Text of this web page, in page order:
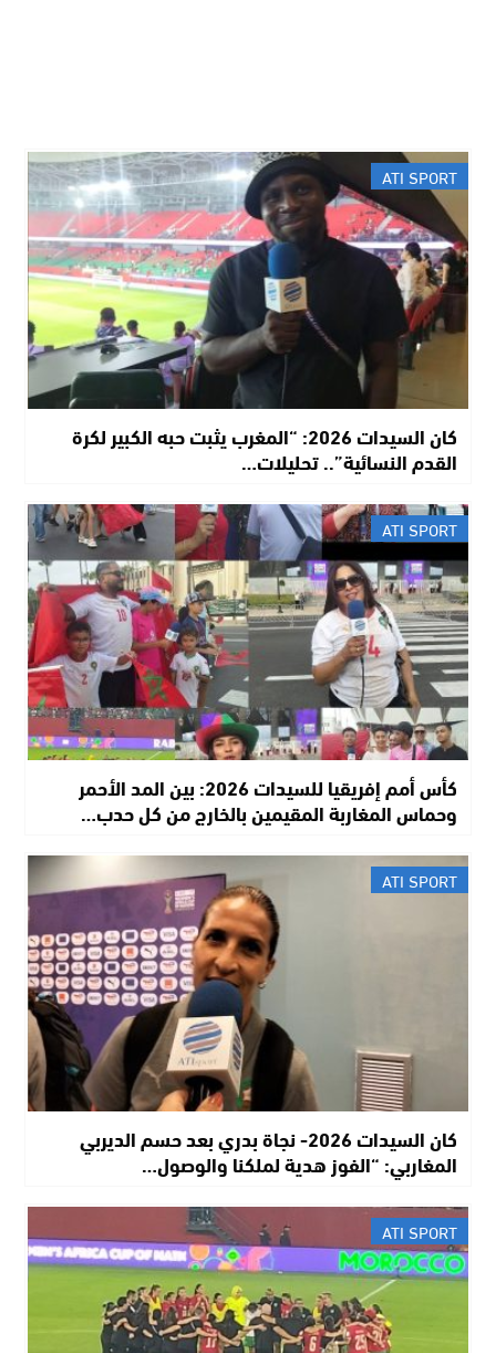
ATI SPORT
​كان السيدات 2026: “المغرب يثبت حبه الكبير لكرة
القدم النسائية”.. تحليلات…
ATI SPORT
كأس أمم إفريقيا للسيدات 2026: بين المد الأحمر
وحماس المغاربة المقيمين بالخارج من كل حدب…
ATI SPORT
كان السيدات 2026- نجاة بدري بعد حسم الديربي
المغاربي: “الفوز هدية لملكنا والوصول…
ATI SPORT